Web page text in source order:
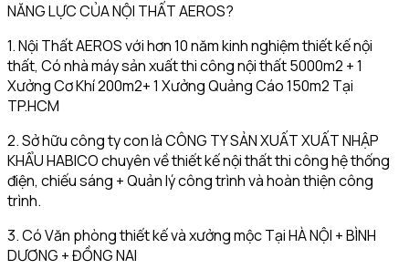
NĂNG LỰC CỦA NỘI THẤT AEROS?
1. Nội Thất AEROS với hơn 10 năm kinh nghiệm thiết kế nội
thất, Có nhà máy sản xuất thi công nội thất 5000m2 + 1
Xưởng Cơ Khí 200m2+ 1 Xưởng Quảng Cáo 150m2 Tại
TP.HCM
2. Sở hữu công ty con là CÔNG TY SẢN XUẤT XUẤT NHẬP
KHẨU HABICO chuyên về thiết kế nội thất thi công hệ thống
điện, chiếu sáng + Quản lý công trình và hoàn thiện công
trình.
3. Có Văn phòng thiết kế và xưởng mộc Tại HÀ NỘI + BÌNH
DƯƠNG + ĐỒNG NAI